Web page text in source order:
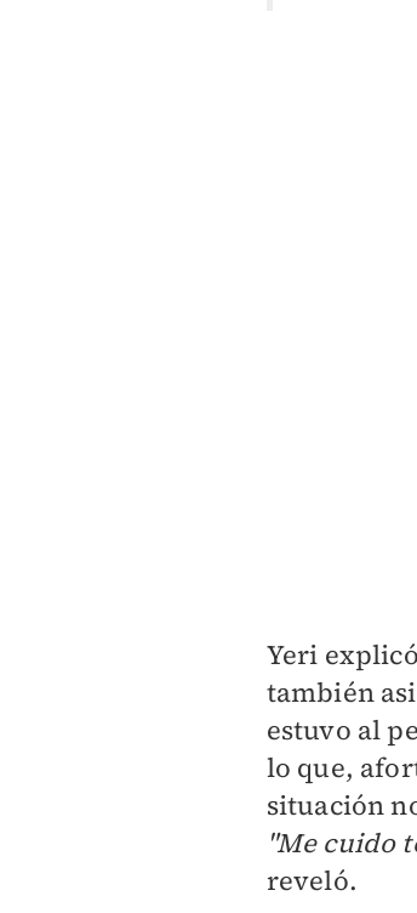
Yeri
también
estuvo al
lo que,
situación
"Me cuido
reveló.